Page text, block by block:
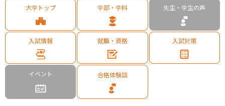
大学トップ 学部・学科 先生・学生の声
入試情報 就職・資格 入試対策
イベント 合格体験談